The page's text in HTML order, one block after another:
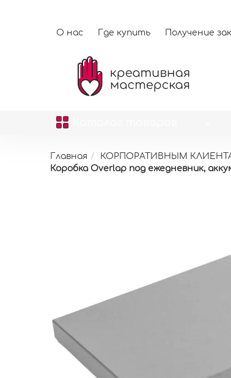
О нас Где купить Получение
Главная КОРПОРАТИВНЫМ
Коробка Overlap под ежедневник,